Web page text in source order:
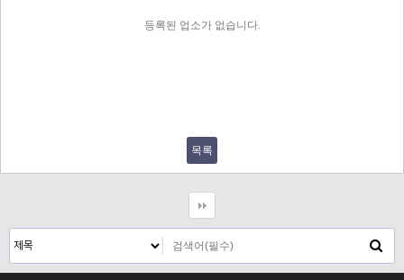
등록된 업소가 없습니다.
목록